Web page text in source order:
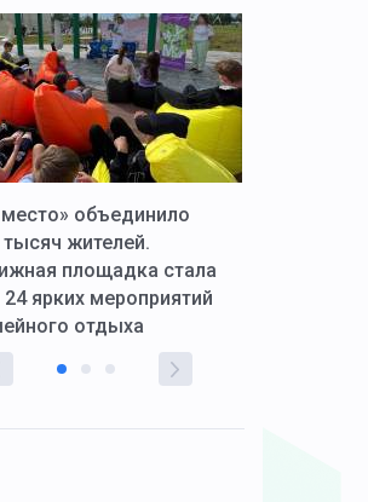
объединило
тысяч жителей.
площадка стала
ярких мероприятий
отдыха